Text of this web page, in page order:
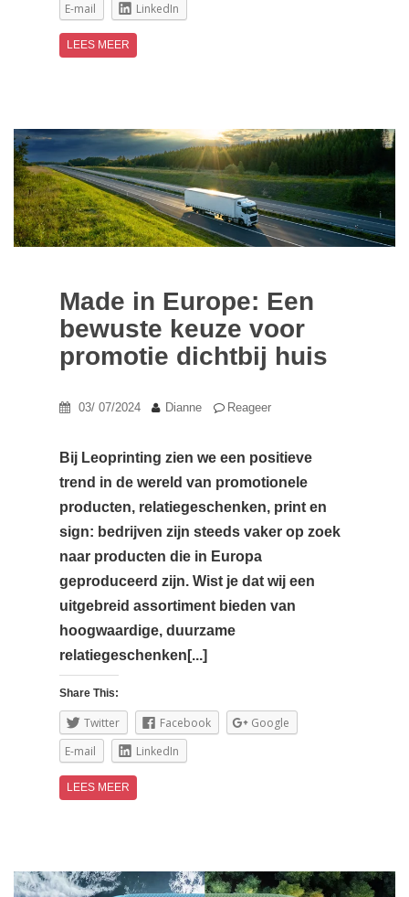
E-mail
LinkedIn
LEES MEER
Made in Europe: Een
bewuste keuze voor
promotie dichtbij huis
03/ 07/2024 Dianne Reageer
Bij Leoprinting zien we een positieve
trend in de wereld van promotionele
producten, relatiegeschenken, print en
sign: bedrijven zijn steeds vaker op zoek
naar producten die in Europa
geproduceerd zijn. Wist je dat wij een
uitgebreid assortiment bieden van
hoogwaardige, duurzame
relatiegeschenken[...]
Share This:
Twitter Facebook
Google
E-mail
LinkedIn
LEES MEER